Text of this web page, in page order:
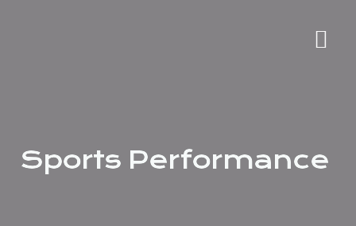
Sports Performance